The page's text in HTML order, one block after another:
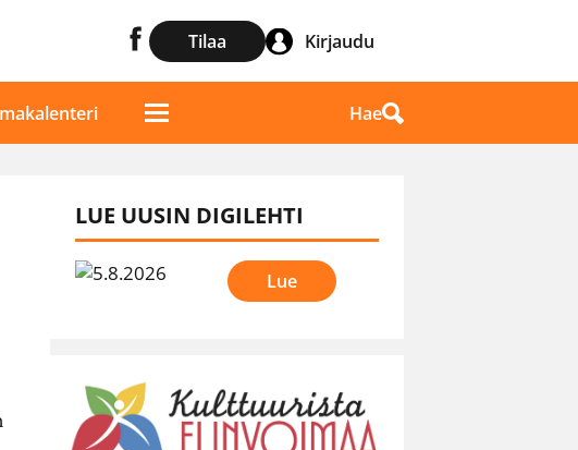
Tilaa Kirjaudu
Hae
LUE UUSIN DIGILEHTI
Lue